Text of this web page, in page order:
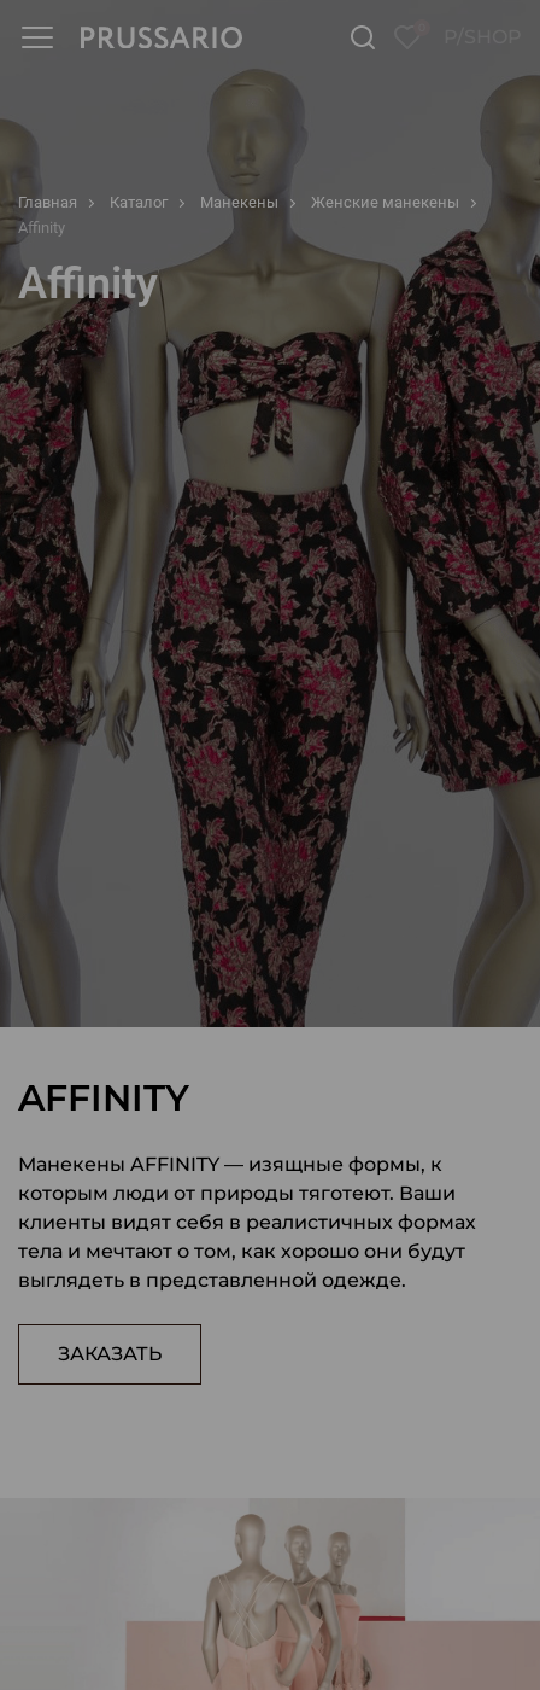
Главная Каталог Манекены
Женские манекены
Affinity
Affinity
AFFINITY
Манекены AFFINITY — изящные формы, к
которым люди от природы тяготеют. Ваши
клиенты видят себя в реалистичных формах
тела и мечтают о том, как хорошо они будут
выглядеть в представленной одежде.
ЗАКАЗАТЬ